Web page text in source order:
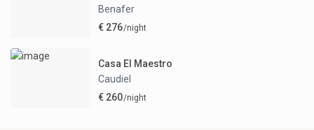
Benafer
€ 276/night
Casa El Maestro
Caudiel
€ 260/night